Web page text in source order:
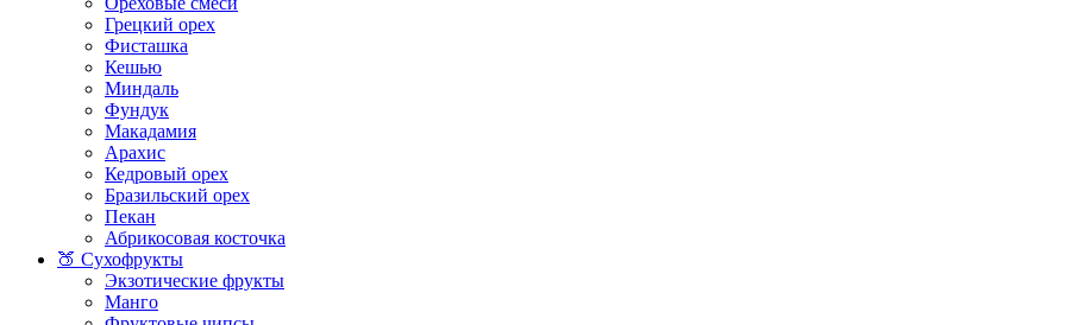
Грецкий орех
Фисташка
Кешью
Миндаль
Фундук
Макадамия
Арахис
Кедровый орех
Бразильский орех
Пекан
Абрикосовая косточка
🍑 Сухофрукты
Экзотические фрукты
Манго